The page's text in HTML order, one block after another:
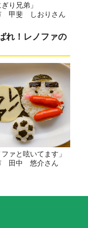
ぎり兄弟」
甲斐 しおりさん
れ！レノファの
ファと呟いてます」
田中 悠介さん